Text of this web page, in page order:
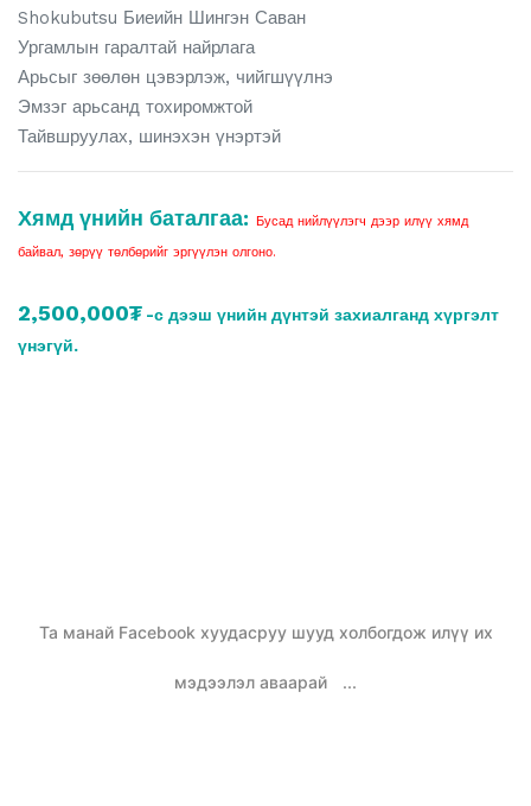
Shokubutsu Биеийн Шингэн Саван
Ургамлын гаралтай найрлага
Арьсыг зөөлөн цэвэрлэж, чийгшүүлнэ
Эмзэг арьсанд тохиромжтой
Тайвшруулах, шинэхэн үнэртэй
Хямд үнийн баталгаа: Бусад нийлүүлэгч дээр илүү хямд
байвал, зөрүү төлбөрийг эргүүлэн олгоно.
2,500,000₮ -с дээш үнийн дүнтэй захиалганд хүргэлт
үнэгүй.
Та манай Facebook хуудасруу шууд холбогдож илүү их
мэдээлэл аваарай ...